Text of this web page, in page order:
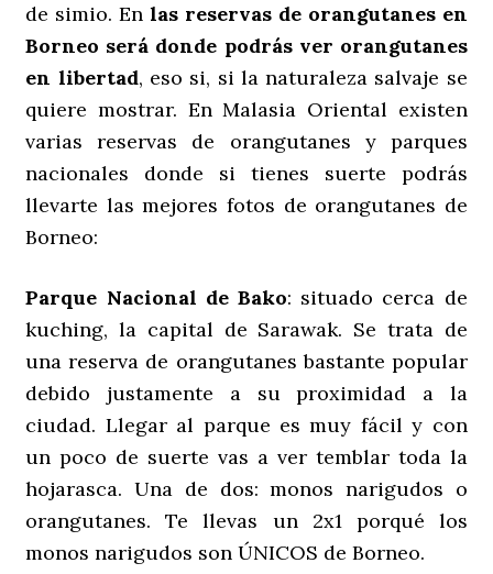
de simio. Enlas reservas de orangutanes en
Borneo será donde podrás ver orangutanes
en libertad, eso si, si la naturaleza salvaje se
quiere mostrar. En Malasia Oriental existen
varias reservas de orangutanes y parques
nacionales donde si tienes suerte podrás
llevarte las mejores fotos de orangutanes de
Borneo:
Parque Nacional de Bako: situado cerca de
kuching, la capital de Sarawak. Se trata de
una reserva de orangutanes bastante popular
debido justamente a su proximidad a la
ciudad. Llegar al parque es muy fácil y con
un poco de suerte vas a ver temblar toda la
hojarasca. Una de dos: monos narigudos o
orangutanes. Te llevas un 2x1 porqué los
monos narigudos son ÚNICOS de Borneo.